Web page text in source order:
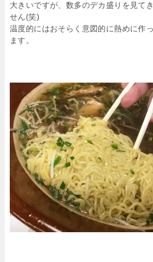
大きいですが、数多のデカ盛りを見て
せん(笑)
温度的にはおそらく意図的に熱めに作
ます。